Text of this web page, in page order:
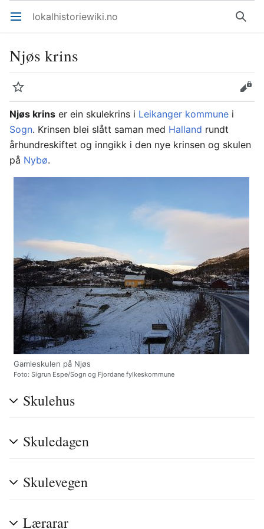
Åpne hovedmenyen lokalhistoriewiki.no Søk
Njøs krins
Overvåk
Rediger
Njøs krins er ein skulekrins i Leikanger kommune i
Sogn. Krinsen blei slått saman med Halland rundt
århundreskiftet og inngikk i den nye krinsen og skulen
på Nybø.
Gamleskulen på Njøs
Foto: Sigrun Espe/Sogn og Fjordane fylkeskommune
Skulehus
Skuledagen
Skulevegen
Lærarar